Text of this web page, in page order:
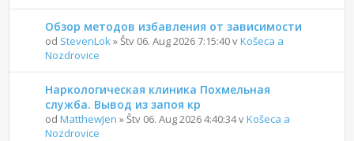
Обзор методов избавления от зависимости
od StevenLok » Štv 06. Aug 2026 7:15:40 vKošeca a
Nozdrovice
Наркологическая клиника Похмельная
служба. Вывод из запоя кр
odMatthewJen » Štv 06. Aug 2026 4:40:34 vKošeca a
Nozdrovice